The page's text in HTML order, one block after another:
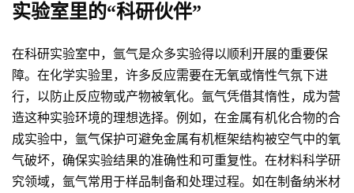
实验室里的“科研伙伴”
在科研实验室中，氩气是众多实验得以顺利开展的重要保
障。在化学实验里，许多反应需要在无氧或惰性气氛下进
行，以防止反应物或产物被氧化。氩气凭借其惰性，成为营
造这种实验环境的理想选择。例如，在金属有机化合物的合
成实验中，氩气保护可避免金属有机框架结构被空气中的氧
气破坏，确保实验结果的准确性和可重复性。在材料科学研
究领域，氩气常用于样品制备和处理过程。如在制备纳米材